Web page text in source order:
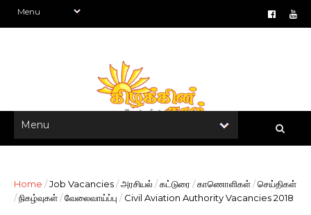
Home /Job Vacancies/அரசியல் /கட்டுரை /காணொளிகள்/செய்திகள்
/நிகழ்வுகள்/வேலைவாய்ப்பு / Civil Aviation Authority Vacancies 2018